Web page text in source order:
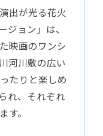
出が光る花火
ョン」は、
映画のワンシ
河川敷の広い
たりと楽しめ
れ、それぞれ
す。